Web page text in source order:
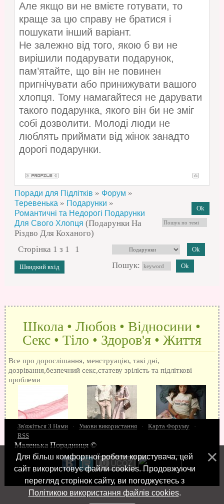
Але якщо ви не вмієте готувати, то
краще за цю справу не братися і
пошукати інший варіант.
Не залежно від того, якою б ви не
вирішили подарувати подарунок,
пам’ятайте, що він не повинен
пригнічувати або принижувати вашого
хлопця. Тому намагайтеся не дарувати
такого подарунка, якого він би не зміг
собі дозволити. Молоді люди не
люблять приймати від жінок занадто
дорогі подарунки.
Поради для Підлітків » Форум »
Теревенька » Подарунки »
Романтичні та Недорогі Подарунки
Для Свого Хлопця (Подарунки На
Різдво Для Коханого)
Сторінка 1 з 1
1
Пошук:
Школа • Любов • Відносини •
Секс • Тіло • Здоров'я • Життя
Все про дорослішання, менструацію, такі дні,
дозрівання,безпечний секс,статеву зрілість та підліткові
проблеми
15 запитань про секс Як досягти оргазм
поцілунки Позбуваємось синців завагітніти після першого разу Хлопець хоче сексу
робити мінєт"Люблю" і "кохаю" різниця Про перший секс Займатися сексом
Зв'яжіться З Нами · Умови використання · Карта Форуму
·
RSS
Маленька Порадниця ©
Для більш комфортної роботи користувача, цей
сайт використовує файли cookies. Продовжуючи
перегляд сторінок сайту, ви погоджуєтесь з
Політикою використання файлів cookies.